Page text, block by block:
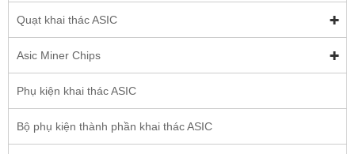
Quạt khai thác ASIC
Asic Miner Chips
Phụ kiện khai thác ASIC
Bộ phụ kiện thành phần khai thác ASIC